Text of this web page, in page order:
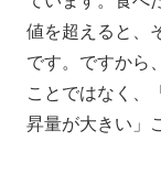
値を超えると、
です。ですから
ことではなく、
昇量が大きい」